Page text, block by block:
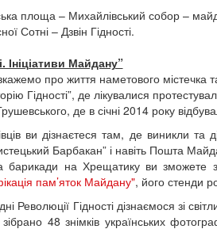
площа – Михайлівський собор –
Сотні – Дзвін Гідності.
Ініціативи Майдану”
про життя наметового містечка
Гідності”, де лікувалися
де в січні 2014 року
ви дізнаєтеся там, де виникли та
Барбакан” і навіть Пошта
барикади на Хрещатику ви зможете
пам’яток Майдану", його стенди
Революції Гідності дізнаємося зі
48 знімків українських